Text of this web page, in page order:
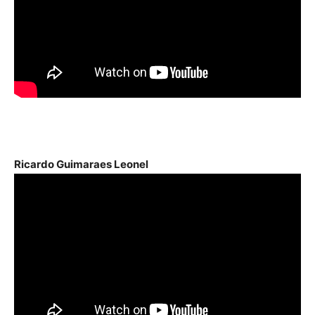
Ricardo Guimaraes Leonel